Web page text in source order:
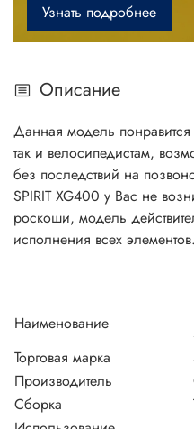
Узнать подробнее
Описание
Данная модель понравится
так и велосипедистам,
без последствий на
SPIRIT XG400 у Вас не
роскоши, модель
исполнения всех элементов.
Наименование
Торговая марка
Производитель
Сборка